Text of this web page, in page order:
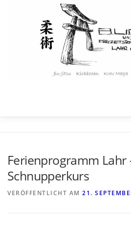
ANGEBOTE & KURSE
Ferienprogramm Lahr
Schnupperkurs
VERÖFFENTLICHT AM 21.